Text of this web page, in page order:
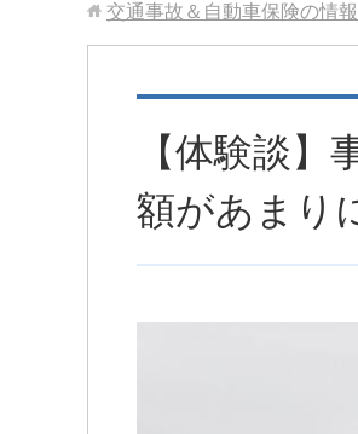
交通事故＆自動車保険の情
【体験談
額があまり